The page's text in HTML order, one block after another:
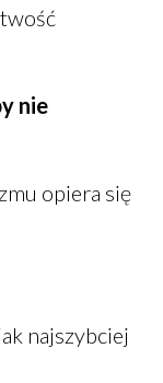
2025nie
opiera się
najszybciej